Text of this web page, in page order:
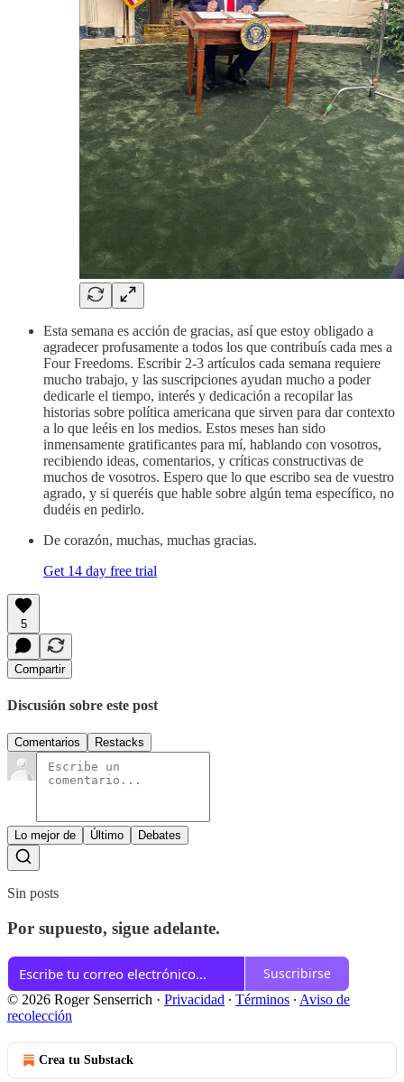
Esta semana es acción de gracias, así que estoy obligado a
agradecer profusamente a todos los que contribuís cada mes a
Four Freedoms. Escribir 2-3 artículos cada semana requiere
mucho trabajo, y las suscripciones ayudan mucho a poder
dedicarle el tiempo, interés y dedicación a recopilar las
historias sobre política americana que sirven para dar contexto
a lo que leéis en los medios. Estos meses han sido
inmensamente gratificantes para mí, hablando con vosotros,
recibiendo ideas, comentarios, y críticas constructivas de
muchos de vosotros. Espero que lo que escribo sea de vuestro
agrado, y si queréis que hable sobre algún tema específico, no
dudéis en pedirlo.
De corazón, muchas, muchas gracias.
Get 14 day free trial
5
Compartir
Discusión sobre este post
Comentarios Restacks
Lo mejor de Último Debates
Sin posts
Por supuesto, sigue adelante.
Suscribirse
© 2026 Roger Senserrich · Privacidad ∙ Términos ∙ Aviso de
recolección
Crea tu Substack